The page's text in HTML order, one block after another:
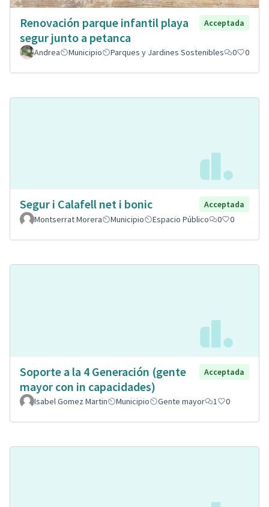
Renovación parque infantil playa
segur junto a petanca
Acceptada
Andrea Municipio Parques y Jardines Sostenibles 0 0
Segur i Calafell net i bonic
Acceptada
Montserrat Morera
Municipio Espacio Público 0 0
Soporte a la 4 Generación (gente
mayor con in capacidades)
Acceptada
Isabel Gomez Martin Municipio Gente mayor 1 0